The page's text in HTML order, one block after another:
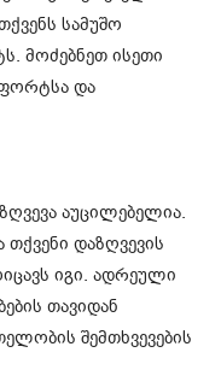
სამუშო
მოძებნეთ ისეთი
და
აუცილებელია.
დაზღვევის
იგი. ადრეული
თავიდან
შემთხვევების